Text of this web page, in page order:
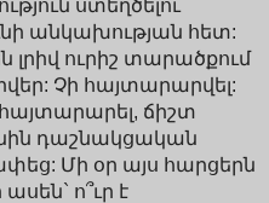
ստեղծելու
անկախության հետ:
ուրիշ տարածքում
Չի հայտարարվել:
ճիշտ
դաշնակցական
Մի օր այս հարցերն
ո՞ւր է